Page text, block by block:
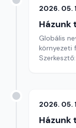
2026. 05.
Házunk
Globális
környezeti
2026. 05.
Házunk